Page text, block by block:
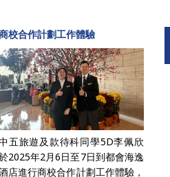
校合作計劃工作體驗
五旅遊及款待科同學5D李佩欣
2025年2月6日至7日到都會海逸
店進行商校合作計劃工作體驗，